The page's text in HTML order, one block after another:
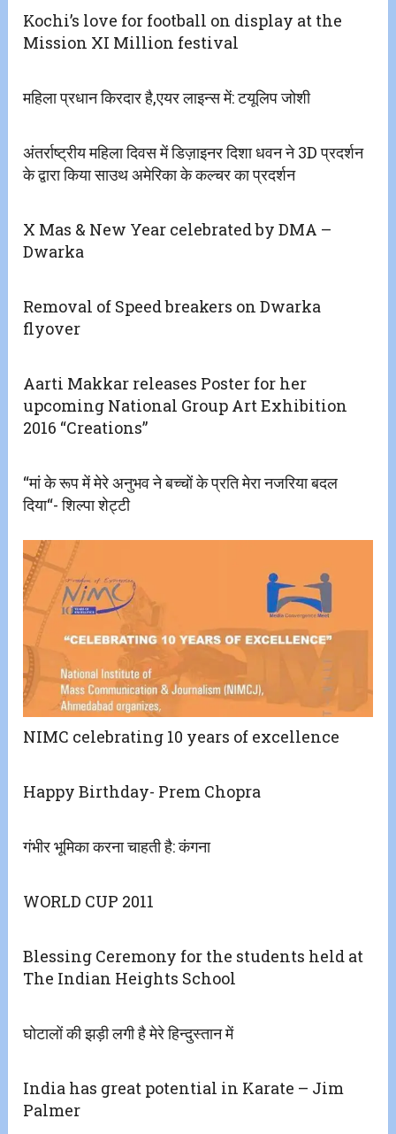
Kochi’s love for football on display at the
Mission XI Million festival
महिला प्रधान किरदार है,एयर लाइन्स में: टयूलिप जोशी
अंतर्राष्ट्रीय महिला दिवस में डिज़ाइनर दिशा धवन ने 3D प्रदर्शन
के द्वारा किया साउथ अमेरिका के कल्चर का प्रदर्शन
X Mas & New Year celebrated by DMA –
Dwarka
Removal of Speed breakers on Dwarka
flyover
Aarti Makkar releases Poster for her
upcoming National Group Art Exhibition
2016 “Creations”
‘‘मां के रूप में मेरे अनुभव ने बच्चों के प्रति मेरा नजरिया बदल
दिया‘‘- शिल्पा शेट्टी
NIMC celebrating 10 years of excellence
Happy Birthday- Prem Chopra
गंभीर भूमिका करना चाहती है: कंगना
WORLD CUP 2011
Blessing Ceremony for the students held at
The Indian Heights School
घोटालों की झड़ी लगी है मेरे हिन्दुस्तान में
India has great potential in Karate – Jim
Palmer